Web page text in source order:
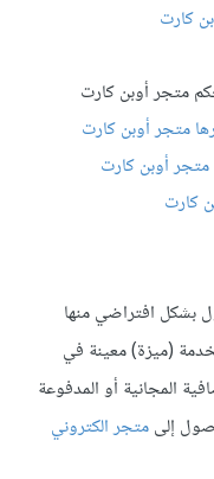
كارت
متجر أوبن كارت
متجر أوبن كارت
متجر أوبن كارت
كارت
كارت حوالي 26 موديول بشكل افتراضي منها
(ميزة) معينة في
المجانية أو المدفوعة
إلىمتجر الكتروني